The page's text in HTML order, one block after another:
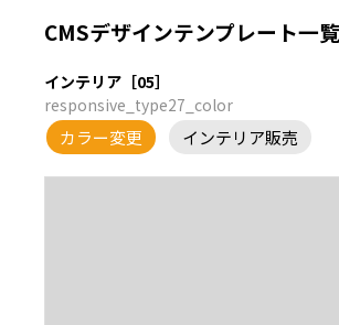
CMSデザインテンプレート一
インテリア［05］
responsive_type27_color
インテリア販売
カラー変更